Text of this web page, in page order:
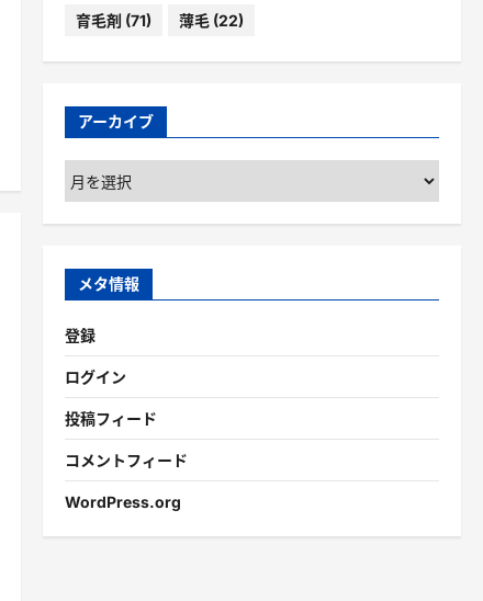
育毛剤 (71) 薄毛(22)
アーカイブ
ア
ー
カ
ブ
メタ情報
登録
ログイン
投稿フィード
コメントフィード
WordPress.org